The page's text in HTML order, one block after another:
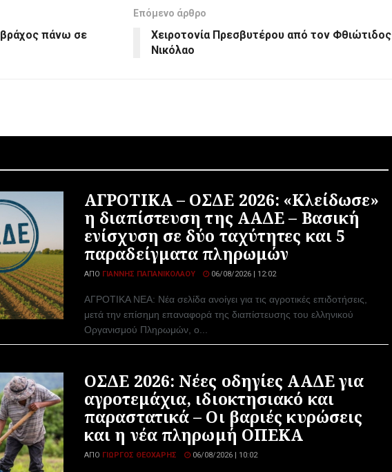
πάνω σε
Επόμενο άρθρο
Χειροτονία Πρεσβυτέρου από τον Φθιώτιδος
Νικόλαο
ΑΓΡΟΤΙΚΑ – ΟΣΔΕ 2026: «Κλείδωσε»
η διαπίστευση της ΑΑΔΕ – Βασική
ενίσχυση σε δύο ταχύτητες και 5
παραδείγματα πληρωμών
ΑΠΌ ΓΙΆΝΝΗΣ ΠΑΠΑΝΙΚΟΛΆΟΥ 06/08/2026 | 12:02
ΑΓΡΟΤΙΚΑ ΝΕΑ: Νέα σελίδα ανοίγει για τις αγροτικές επιδοτήσεις,
μετά την επίσημη επαναφορά της διαπίστευσης του ελληνικού
Οργανισμού Πληρωμών, ο...
ΟΣΔΕ 2026: Νέες οδηγίες ΑΑΔΕ για
αγροτεμάχια, ιδιοκτησιακό και
παραστατικά – Οι βαριές κυρώσεις
και η νέα πληρωμή ΟΠΕΚΑ
ΑΠΌ ΓΙΏΡΓΟΣ ΘΕΟΧΆΡΗΣ 06/08/2026 | 10:02